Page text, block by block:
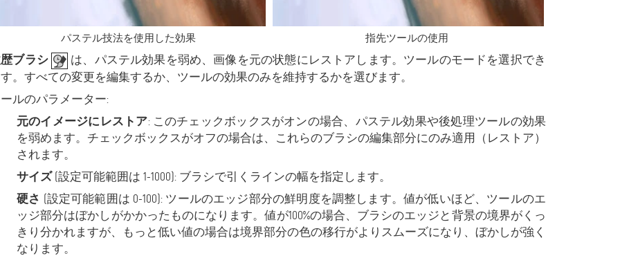
パステル技法を使用した効果 指先ツールの使用
ブラシ
は、パステル効果を弱め、画像を元の状態にレストアします。ツールのモードを選択でき
。すべての変更を編集するか、ツールの効果のみを維持するかを選びます。
ルのパラメーター:
元のイメージにレストア: このチェックボックスがオンの場合、パステル効果や後処理ツールの効果
を弱めます。チェックボックスがオフの場合は、これらのブラシの編集部分にのみ適用（レストア）
されます。
サイズ(設定可能範囲は 1-1000): ブラシで引くラインの幅を指定します。
硬さ (設定可能範囲は 0-100): ツールのエッジ部分の鮮明度を調整します。値が低いほど、ツールのエ
ッジ部分はぼかしがかかったものになります。値が100%の場合、ブラシのエッジと背景の境界がくっ
きり分かれますが、もっと低い値の場合は境界部分の色の移行がよりスムーズになり、ぼかしが強く
なります。